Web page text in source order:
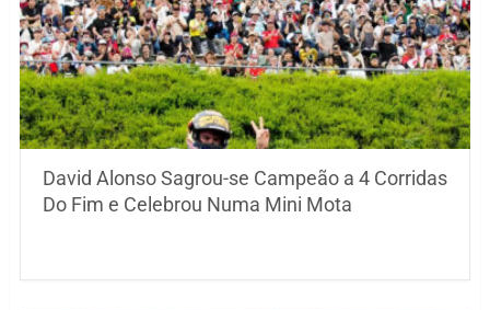
David Alonso Sagrou-se Campeão a 4 Corridas
Do Fim e Celebrou Numa Mini Mota